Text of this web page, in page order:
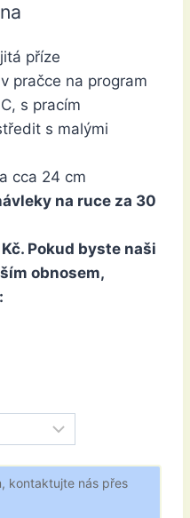
příze
pračce na program
s pracím
s malými
cca 24 cm
na ruce za 30
Pokud byste naši
obnosem,
kontaktujte nás přes